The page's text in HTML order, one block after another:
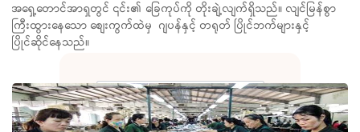
အရှေ့တောင်အာရှတွင် ၎င်း၏ ခြေကုပ်ကို တိုးချဲ့လျက်ရှိသည်။ လျင်မြန်စွာ
ကြီးထွားနေသော စျေးကွက်ထဲမှ ဂျပန်နှင့် တရုတ် ပြိုင်ဘက်များနှင့်
ပြိုင်ဆိုင်နေသည်။